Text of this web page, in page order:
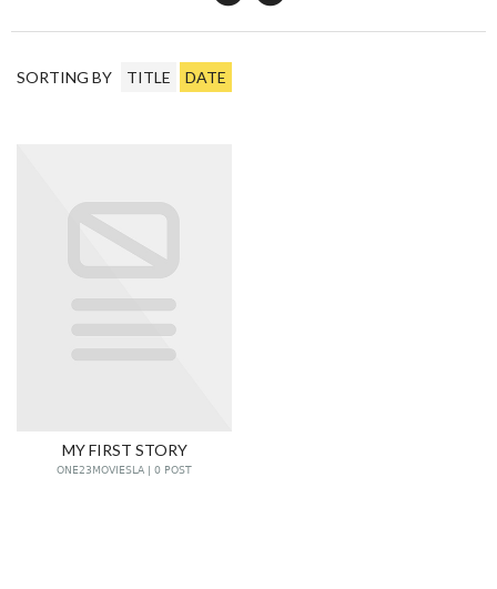
SORTING BY TITLE DATE
MY FIRST STORY
ONE23MOVIESLA | 0 POST